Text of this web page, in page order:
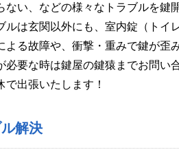
ない、などの様々なトラブルを鍵
は玄関以外にも、室内錠（トイ
よる故障や、衝撃・重みで鍵が歪
要な時は鍵屋の鍵猿までお問い
出張いたします！
解決